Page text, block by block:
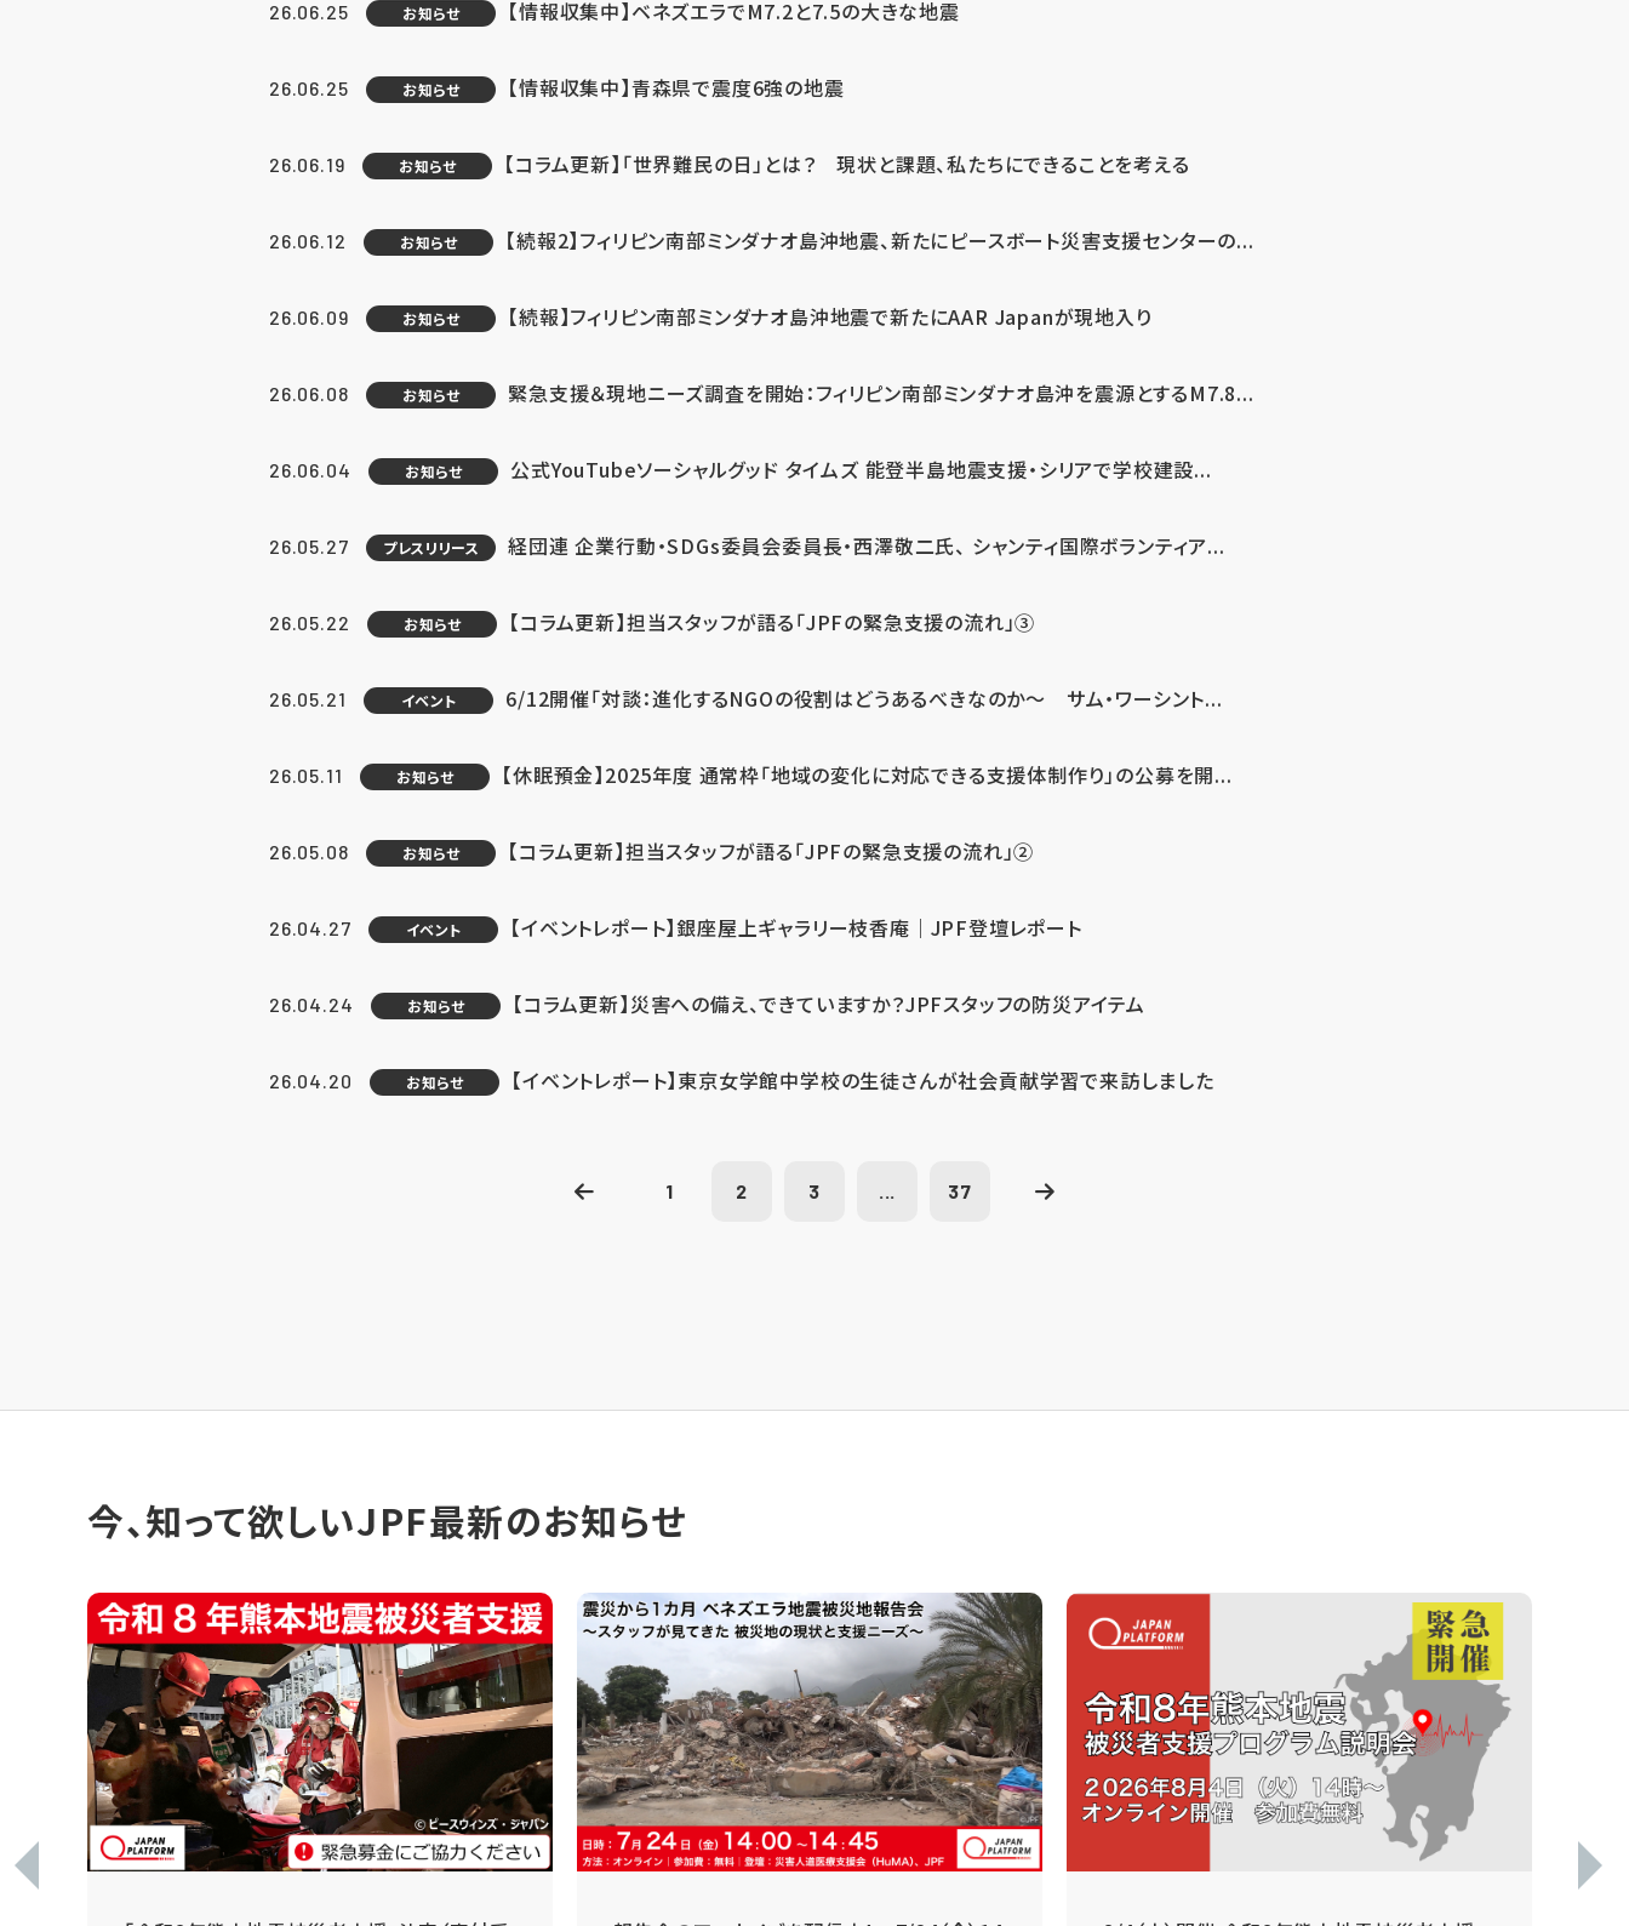
26.06.25 お知らせ 【情報収集中】ベネズエラでM7.2と7.5の大きな地震
26.06.25 お知らせ 【情報収集中】青森県で震度6強の地震
26.06.19 お知らせ 【コラム更新】「世界難民の日」とは？ 現状と課題、私たちにできることを考える
26.06.12 お知らせ 【続報2】フィリピン南部ミンダナオ島沖地震、新たにピースボート災害支援センターの...
26.06.09 お知らせ 【続報】フィリピン南部ミンダナオ島沖地震で新たにAAR Japanが現地入り
26.06.08 お知らせ 緊急支援＆現地ニーズ調査を開始：フィリピン南部ミンダナオ島沖を震源とするM7.8...
26.06.04 お知らせ 公式YouTubeソーシャルグッド タイムズ 能登半島地震支援・シリアで学校建設...
26.05.27 プレスリリース 経団連 企業行動・SDGs委員会委員長・西澤敬二氏、 シャンティ国際ボランティア...
26.05.22 お知らせ 【コラム更新】担当スタッフが語る「JPFの緊急支援の流れ」③
26.05.21 イベント 6/12開催「対談：進化するNGOの役割はどうあるべきなのか～ サム・ワーシント...
26.05.11 お知らせ 【休眠預金】2025年度 通常枠「地域の変化に対応できる支援体制作り」の公募を開...
26.05.08 お知らせ 【コラム更新】担当スタッフが語る「JPFの緊急支援の流れ」②
26.04.27 イベント 【イベントレポート】銀座屋上ギャラリー枝香庵｜JPF登壇レポート
26.04.24 お知らせ 【コラム更新】災害への備え、できていますか？JPFスタッフの防災アイテム
26.04.20 お知らせ 【イベントレポート】東京女学館中学校の生徒さんが社会貢献学習で来訪しました
1 2 3 ... 37
今、知って欲しいJPF最新のお知らせ